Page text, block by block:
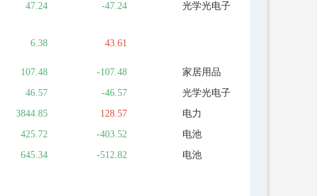
47.24 -47.24 光学光电子
6.38 43.61
107.48 -107.48
家居用品
46.57 -46.57
光学光电子
3844.85 128.57
电力
425.72 -403.52
电池
645.34 -512.82 电池